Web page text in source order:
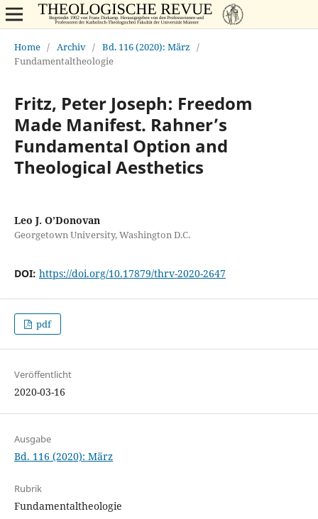
Home / Archiv / Bd. 116 (2020): März /
Fundamentaltheologie
Fritz, Peter Joseph: Freedom
Made Manifest. Rahnerʼs
Fundamental Option and
Theological Aesthetics
Leo J. O’Donovan
Georgetown University, Washington D.C.
DOI: https://doi.org/10.17879/thrv-2020-2647
pdf
Veröffentlicht
2020-03-16
Ausgabe
Bd. 116 (2020): März
Rubrik
Fundamentaltheologie